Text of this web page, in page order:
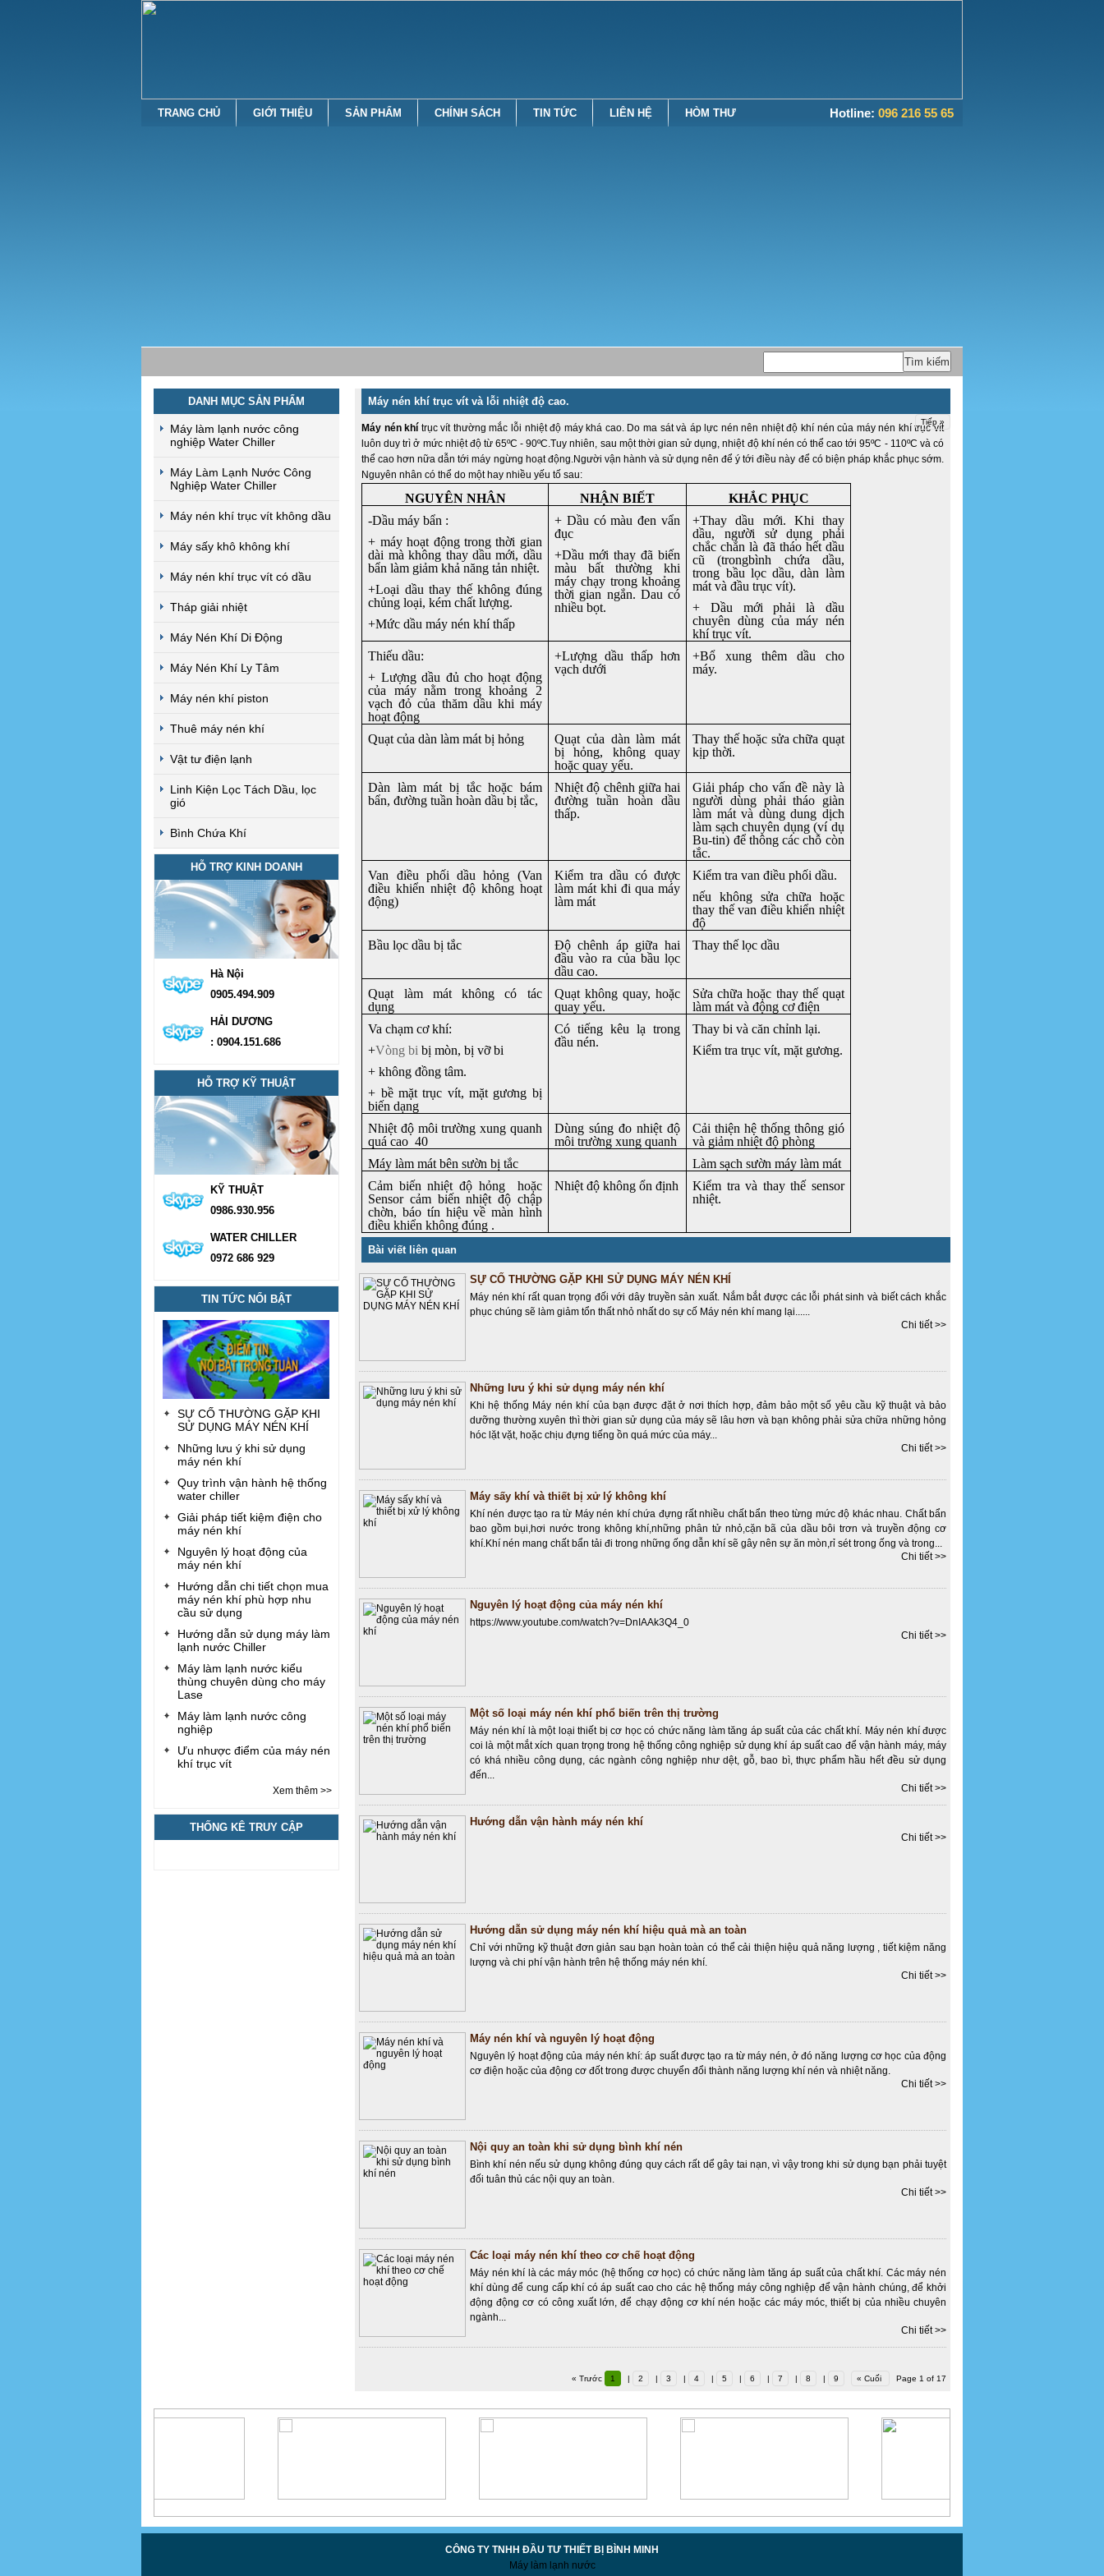
Hotline: 096 216 55 65
TRANG CHỦ GIỚI THIỆU SẢN PHẨM CHÍNH SÁCH TIN TỨC LIÊN HỆ HÒM THƯ
DANH MỤC SẢN PHẨM
Máy làm lạnh nước công
nghiệp Water Chiller
Máy Làm Lạnh Nước Công
Nghiệp Water Chiller
Máy nén khí trục vít không dầu
Máy sấy khô không khí
Máy nén khí trục vít có dầu
Tháp giải nhiệt
Máy Nén Khí Di Động
Máy Nén Khí Ly Tâm
Máy nén khí piston
Thuê máy nén khí
Vật tư điện lạnh
Linh Kiện Lọc Tách Dầu, lọc
gió
Bình Chứa Khí
HỖ TRỢ KINH DOANH
Hà Nội
0905.494.909
HẢI DƯƠNG
: 0904.151.686
HỖ TRỢ KỸ THUẬT
KỸ THUẬT
0986.930.956
WATER CHILLER
0972 686 929
TIN TỨC NỔI BẬT
SỰ CỐ THƯỜNG GẶP KHI
SỬ DỤNG MÁY NÉN KHÍ
Những lưu ý khi sử dụng
máy nén khí
Quy trình vận hành hệ thống
water chiller
Giải pháp tiết kiệm điện cho
máy nén khí
Nguyên lý hoạt động của
máy nén khí
Hướng dẫn chi tiết chọn mua
máy nén khí phù hợp nhu
cầu sử dụng
Hướng dẫn sử dụng máy làm
lạnh nước Chiller
Máy làm lạnh nước kiểu
thùng chuyên dùng cho máy
Lase
Máy làm lạnh nước công
nghiệp
Ưu nhược điểm của máy nén
khí trục vít
Xem thêm >>
THỐNG KÊ TRUY CẬP
Máy nén khí trục vít và lỗi nhiệt độ cao.
Máy nén khí trục vít thường mắc lỗi nhiệt độ máy khá cao. Do ma sát và áp lực nén nên nhiệt độ khí nén của máy nén khí trục vít
luôn duy trì ở mức nhiệt độ từ 65ºC - 90ºC.Tuy nhiên, sau một thời gian sử dụng, nhiệt độ khí nén có thể cao tới 95ºC - 110ºC và có
thể cao hơn nữa dẫn tới máy ngừng hoạt động.Người vận hành và sử dụng nên để ý tới điều này để có biện pháp khắc phục sớm.
Nguyên nhân có thể do một hay nhiều yếu tố sau:
NGUYÊN NHÂN NHẬN BIẾT KHẮC PHỤC
-Dầu máy bẩn :
+ máy hoạt động trong thời gian
dài mà không thay dầu mới, dầu
bẩn làm giảm khả năng tản nhiệt.
+Loại dầu thay thế không đúng
chủng loại, kém chất lượng.
+Mức dầu máy nén khí thấp
+ Dầu có màu đen vẩn
đục
+Dầu mới thay đã biến
màu bất thường khi
máy chạy trong khoảng
thời gian ngắn. Dau có
nhiều bọt.
+Thay dầu mới. Khi thay
dầu, người sử dụng phải
chắc chắn là đã tháo hết dầu
cũ (trongbình chứa dầu,
trong bầu lọc dầu, dàn làm
mát và đầu trục vít).
+ Dầu mới phải là dầu
chuyên dùng của máy nén
khí trục vít.
Thiếu dầu:
+ Lượng dầu đủ cho hoạt động
của máy nằm trong khoảng 2
vạch đỏ của thăm dầu khi máy
hoạt động
+Lượng dầu thấp hơn
vạch dưới
+Bổ xung thêm dầu cho
máy.
Quạt của dàn làm mát bị hỏng
Quạt của dàn làm mát
bị hỏng, không quay
hoặc quay yếu.
Thay thế hoặc sửa chữa quạt
kịp thời.
Dàn làm mát bị tắc hoặc bám
bẩn, đường tuần hoàn dầu bị tắc,
Nhiệt độ chênh giữa hai
đường tuần hoàn dầu
thấp.
Giải pháp cho vấn đề này là
người dùng phải tháo giàn
làm mát và dùng dung dịch
làm sạch chuyên dụng (ví dụ
Bu-tin) để thông các chỗ còn
tắc.
Van điều phối dầu hỏng (Van
điều khiển nhiệt độ không hoạt
động)
Kiểm tra dầu có được
làm mát khi đi qua máy
làm mát
Kiểm tra van điều phối dầu.
nếu không sửa chữa hoặc
thay thế van điều khiển nhiệt
độ
Bầu lọc dầu bị tắc
Độ chênh áp giữa hai
đầu vào ra của bầu lọc
dầu cao.
Thay thế lọc dầu
Quạt làm mát không có tác
dụng
Quạt không quay, hoặc
quay yếu.
Sửa chữa hoặc thay thế quạt
làm mát và động cơ điện
Va chạm cơ khí:
+Vòng bi bị mòn, bị vỡ bi
+ không đồng tâm.
+ bề mặt trục vít, mặt gương bị
biến dạng
Có tiếng kêu lạ trong
đầu nén.
Thay bi và căn chỉnh lại.
Kiểm tra trục vít, mặt gương.
Nhiệt độ môi trường xung quanh
quá cao 40
Dùng súng đo nhiệt độ
môi trường xung quanh
Cải thiện hệ thống thông gió
và giảm nhiệt độ phòng
Máy làm mát bên sườn bị tắc
Làm sạch sườn máy làm mát
Cảm biến nhiệt độ hỏng hoặc
Sensor cảm biến nhiệt độ chập
chờn, báo tín hiệu về màn hình
điều khiển không đúng .
Nhiệt độ không ổn định
Kiểm tra và thay thế sensor
nhiệt.
Bài viết liên quan
SỰ CỐ THƯỜNG GẶP KHI SỬ DỤNG MÁY NÉN KHÍ
Máy nén khí rất quan trọng đối với dây truyền sản xuất. Nắm bắt được các lỗi phát sinh và biết cách khắc
phục chúng sẽ làm giảm tổn thất nhỏ nhất do sự cố Máy nén khí mang lại......
Chi tiết >>
Những lưu ý khi sử dụng máy nén khí
Khi hệ thống Máy nén khí của bạn được đặt ở nơi thích hợp, đảm bảo một số yêu cầu kỹ thuật và bảo
dưỡng thường xuyên thì thời gian sử dụng của máy sẽ lâu hơn và bạn không phải sửa chữa những hỏng
hóc lặt vặt, hoặc chịu đựng tiếng ồn quá mức của máy...
Chi tiết >>
Máy sấy khí và thiết bị xử lý không khí
Khí nén được tạo ra từ Máy nén khí chứa đựng rất nhiều chất bẩn theo từng mức độ khác nhau. Chất bẩn
bao gồm bụi,hơi nước trong không khí,những phân tử nhỏ,cặn bã của dầu bôi trơn và truyền động cơ
khí.Khí nén mang chất bẩn tải đi trong những ống dẫn khí sẽ gây nên sự ăn mòn,rỉ sét trong ống và trong...
Chi tiết >>
Nguyên lý hoạt động của máy nén khí
https://www.youtube.com/watch?v=DnIAAk3Q4_0
Chi tiết >>
Một số loại máy nén khí phổ biến trên thị trường
Máy nén khí là một loại thiết bị cơ học có chức năng làm tăng áp suất của các chất khí. Máy nén khí được
coi là một mắt xích quan trọng trong hệ thống công nghiệp sử dụng khí áp suất cao để vận hành máy, máy
có khá nhiều công dụng, các ngành công nghiệp như dệt, gỗ, bao bì, thực phẩm hầu hết đều sử dụng
đến...
Chi tiết >>
Hướng dẫn vận hành máy nén khí
Chi tiết >>
Hướng dẫn sử dụng máy nén khí hiệu quả mà an toàn
Chỉ với những kỹ thuật đơn giản sau bạn hoàn toàn có thể cải thiện hiệu quả năng lượng , tiết kiệm năng
lượng và chi phí vận hành trên hệ thống máy nén khí.
Chi tiết >>
Máy nén khí và nguyên lý hoạt động
Nguyên lý hoạt động của máy nén khí: áp suất được tạo ra từ máy nén, ở đó năng lượng cơ học của động
cơ điện hoặc của động cơ đốt trong được chuyển đổi thành năng lượng khí nén và nhiệt năng.
Chi tiết >>
Nội quy an toàn khi sử dụng bình khí nén
Bình khí nén nếu sử dụng không đúng quy cách rất dể gây tai nạn, vì vậy trong khi sử dụng bạn phải tuyệt
đối tuân thủ các nội quy an toàn.
Chi tiết >>
Các loại máy nén khí theo cơ chế hoạt động
Máy nén khí là các máy móc (hệ thống cơ học) có chức năng làm tăng áp suất của chất khí. Các máy nén
khí dùng để cung cấp khí có áp suất cao cho các hệ thống máy công nghiệp để vận hành chúng, để khởi
động động cơ có công xuất lớn, để chạy động cơ khí nén hoặc các máy móc, thiết bị của nhiều chuyên
ngành...
Chi tiết >>
« Trước 1 | 2 | 3 | 4 | 5 | 6 | 7 | 8 | 9
Tiếp »
« Cuối Page 1 of 17
CÔNG TY TNHH ĐẦU TƯ THIẾT BỊ BÌNH MINH
Máy làm lạnh nước